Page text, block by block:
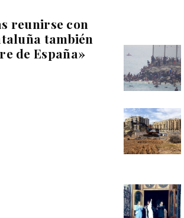
reunirse con
también
de España»